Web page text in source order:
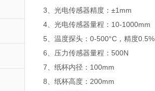
3、光电传感器精度：±1mm
4、光电传感器量程：10-1000mm
5、温度探头：0-500°C，精度0.5%
6、压力传感器量程：500N
7、纸杯内径：100mm
8、纸杯高度：200mm